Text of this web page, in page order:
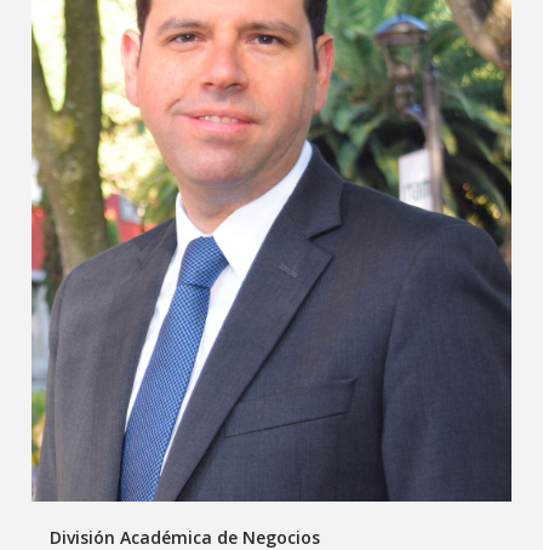
División Académica de Negocios